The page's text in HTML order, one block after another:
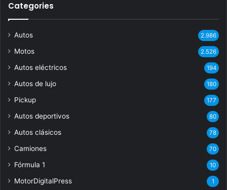
Categories
Autos 2.986
Motos 2.526
Autos eléctricos 194
Autos de lujo 180
Pickup 177
Autos deportivos 80
Autos clásicos 78
Camiones 70
Fórmula 1 10
MotorDigitalPress 1